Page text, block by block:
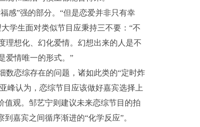
”强的部分。“但是恋爱并非只有幸
学生面对类似节目应秉持三不要：“不
理想化、幻化爱情。幻想出来的人是不
爱情唯一的形式。”
恋综存在的问题，诸如此类的“定时炸
峰认为，恋综节目应该做好嘉宾选择上
值观。邹艺宁则建议未来恋综节目的拍
嘉宾之间循序渐进的“化学反应”。